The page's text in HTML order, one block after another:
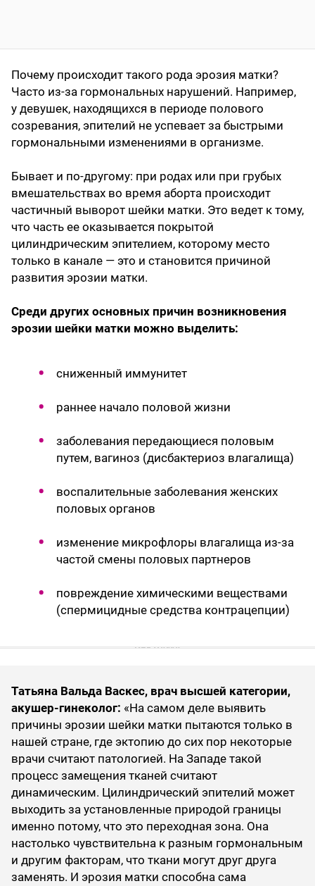
Почему происходит такого рода эрозия матки?
Часто из-за гормональных нарушений. Например,
у девушек, находящихся в периоде полового
созревания, эпителий не успевает за быстрыми
гормональными изменениями в организме.
Бывает и по-другому: при родах или при грубых
вмешательствах во время аборта происходит
частичный выворот шейки матки. Это ведет к тому,
что часть ее оказывается покрытой
цилиндрическим эпителием, которому место
только в канале — это и становится причиной
развития эрозии матки.
Среди других основных причин возникновения
эрозии шейки матки можно выделить:
сниженный иммунитет
раннее начало половой жизни
заболевания передающиеся половым
путем, вагиноз (дисбактериоз влагалища)
воспалительные заболевания женских
половых органов
изменение микрофлоры влагалища из-за
частой смены половых партнеров
повреждение химическими веществами
(спермицидные средства контрацепции)
Татьяна Вальда Васкес, врач высшей категории,
акушер-гинеколог: «На самом деле выявить
причины эрозии шейки матки пытаются только в
нашей стране, где эктопию до сих пор некоторые
врачи считают патологией. На Западе такой
процесс замещения тканей считают
динамическим. Цилиндрический эпителий может
выходить за установленные природой границы
именно потому, что это переходная зона. Она
настолько чувствительна к разным гормональным
и другим факторам, что ткани могут друг друга
заменять. И эрозия матки способна сама